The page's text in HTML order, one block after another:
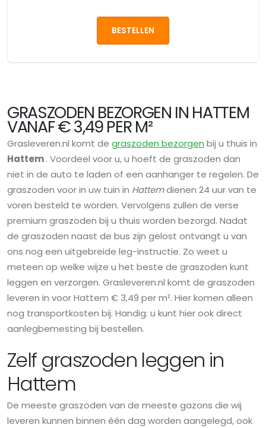
BESTELLEN
GRASZODEN BEZORGEN IN HATTEM
VANAF € 3,49 PER M²
Grasleveren.nl komt de graszoden bezorgen bij u thuis in
Hattem. Voordeel voor u, u hoeft de graszoden dan
niet in de auto te laden of een aanhanger te regelen. De
graszoden voor in uw tuin in Hattemdienen 24 uur van te
voren besteld te worden. Vervolgens zullen de verse
premium graszoden bij u thuis worden bezorgd. Nadat
de graszoden naast de bus zijn gelost ontvangt u van
ons nog een uitgebreide leg-instructie. Zo weet u
meteen op welke wijze u het beste de graszoden kunt
leggen en verzorgen. Grasleveren.nl komt de graszoden
leveren in voor Hattem € 3,49 per m². Hier komen alleen
nog transportkosten bij. Handig: u kunt hier ook direct
aanlegbemesting bij bestellen.
Zelf graszoden leggen in
Hattem
De meeste graszoden van de meeste gazons die wij
leveren kunnen binnen één dag worden aangelegd, ook